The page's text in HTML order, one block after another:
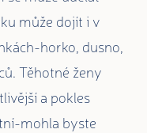
může dojít i v
horko, dusno,
Těhotné ženy
a pokles
mohla byste